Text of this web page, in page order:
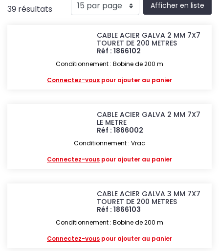
39 résultats Afficher en liste
CABLE ACIER GALVA 2 MM 7X7
TOURET DE 200 METRES
Réf : 1866102
Conditionnement : Bobine de 200 m
Connectez-vous pour ajouter au panier
CABLE ACIER GALVA 2 MM 7X7
LE METRE
Réf : 1866002
Conditionnement : Vrac
Connectez-vous pour ajouter au panier
CABLE ACIER GALVA 3 MM 7X7
TOURET DE 200 METRES
Réf : 1866103
Conditionnement : Bobine de 200 m
Connectez-vous pour ajouter au panier